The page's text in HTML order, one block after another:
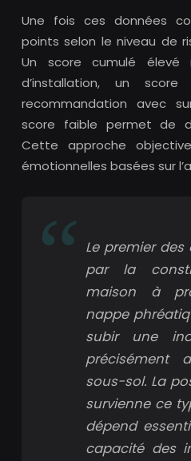
Une fois ces données
points selon le niveau de
Un score cumulé élevé
d’installation, un
recommandation avec
score faible permet de
Cette approche
émotionnelles basées sur
Le premier
par la
maison à
nappe
subir une
précisément
sous-sol. La
survienne ce
dépend
capacité des